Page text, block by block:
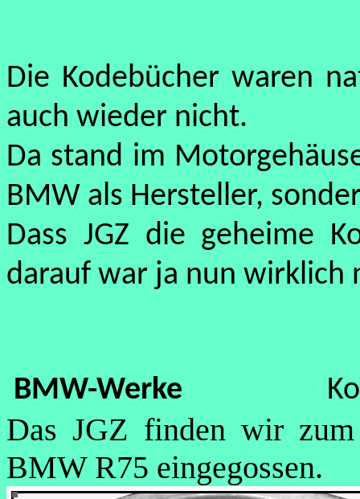
Die Kodebücher waren
auch wieder nicht.
Da stand im
BMW als Hersteller,
Dass JGZ die geheime
darauf war ja nun wirklich
BMW-Werke
Das JGZ finden wir
BMW R75 eingegossen.